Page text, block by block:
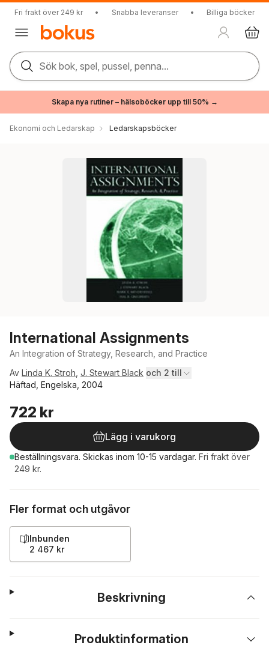
Fri frakt över 249 kr • Snabba leveranser • Billiga böcker
Sök bok, spel, pussel, penna...
Skapa nya rutiner – hälsoböcker upp till 50% →
Ekonomi och Ledarskap Ledarskapsböcker
International Assignments
An Integration of Strategy, Research, and Practice
Av Linda K. Stroh J. Stewart Black och 2 till
Häftad, Engelska, 2004
722 kr
Lägg i varukorg
Beställningsvara. Skickas inom 10-15 vardagar. Fri frakt över
249 kr.
Fler format och utgåvor
Inbunden
2 467 kr
Beskrivning
Produktinformation